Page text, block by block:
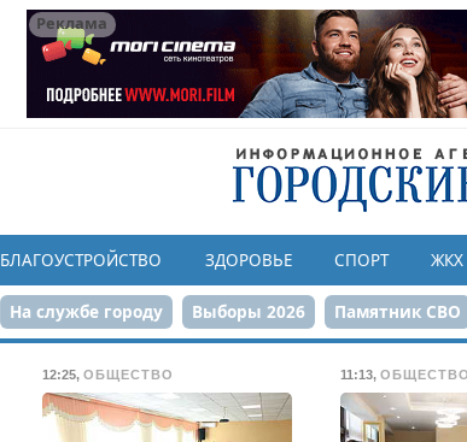
Реклама
БЛАГОУСТРОЙСТВО ЗДОРОВЬЕ СПОРТ ЖКХ
На службе городу Выборы 2026 Памятник СВО
Реконструкция ЦПКиО 80-
12:25,ОБЩЕСТВО 11:13,ОБЩЕСТВО